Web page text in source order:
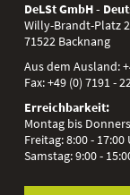
DeLSt GmbH -
Willy-Brandt-Platz 2
71522 Backnang
Aus dem Ausland:
Fax:+49 (0) 7191 -
Erreichbarkeit:
Montag bis
Freitag: 8:00 - 17:00
Samstag: 9:00 -